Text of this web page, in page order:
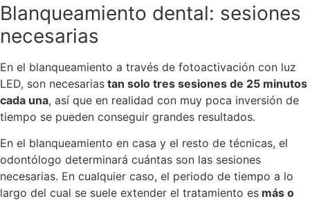
Blanqueamiento dental: sesiones
necesarias
En el blanqueamiento a través de fotoactivación con luz
LED, son necesarias tan solo tres sesiones de 25 minutos
cada una, así que en realidad con muy poca inversión de
tiempo se pueden conseguir grandes resultados.
En el blanqueamiento en casa y el resto de técnicas, el
odontólogo determinará cuántas son las sesiones
necesarias. En cualquier caso, el periodo de tiempo a lo
largo del cual se suele extender el tratamiento es más o